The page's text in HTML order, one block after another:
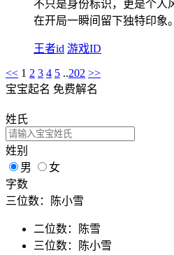
不只是身份标识，更是个人
在开局一瞬间留下独特印象
王者id 游戏ID
<< 1 2 3 4 5 ..202 >>
宝宝起名 免费解名
姓氏
姓别
男
女
字数
三位数：陈小雪
二位数：陈雪
三位数：陈小雪